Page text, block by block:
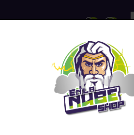
SHISHA
NIC SALTS LEMON... /